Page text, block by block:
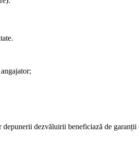
dezvăluirii beneficiază de garanții